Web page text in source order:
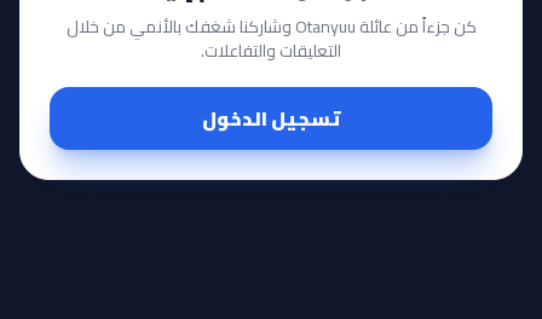
كن جزءاً من عائلة Otanyuu وشاركنا شغفك بالأنمي من خلال
التعليقات والتفاعلات.
تسجيل الدخول